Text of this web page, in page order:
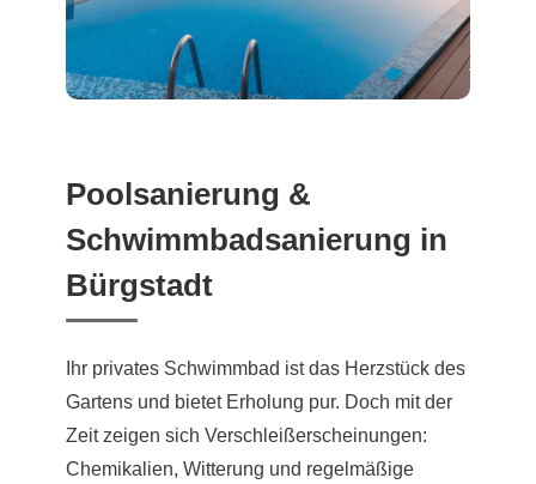
Poolsanierung &
Schwimmbadsanierung in
Bürgstadt
Ihr privates Schwimmbad ist das Herzstück des
Gartens und bietet Erholung pur. Doch mit der
Zeit zeigen sich Verschleißerscheinungen:
Chemikalien, Witterung und regelmäßige